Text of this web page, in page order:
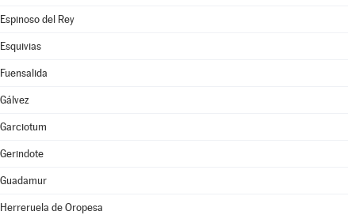
Espinoso del Rey
Esquivias
Fuensalida
Gálvez
Garciotum
Gerindote
Guadamur
Herreruela de Oropesa